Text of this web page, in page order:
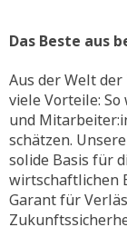
Das Beste aus
Aus der Welt
viele Vorteile:
und
schätzen.
solide Basis für
wirtschaftlichen
Garant für